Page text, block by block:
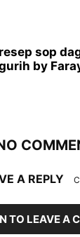
resep sop
by
A REPLY
TO LEAVE A